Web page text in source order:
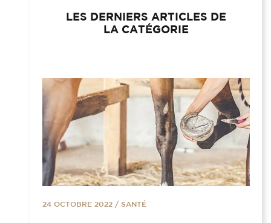
LES DERNIERS ARTICLES DE
LA CATÉGORIE
24 OCTOBRE 2022 / SANTÉ